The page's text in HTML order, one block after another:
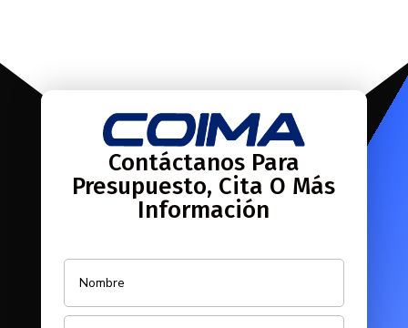
Contáctanos Para
Presupuesto, Cita O Más
Información